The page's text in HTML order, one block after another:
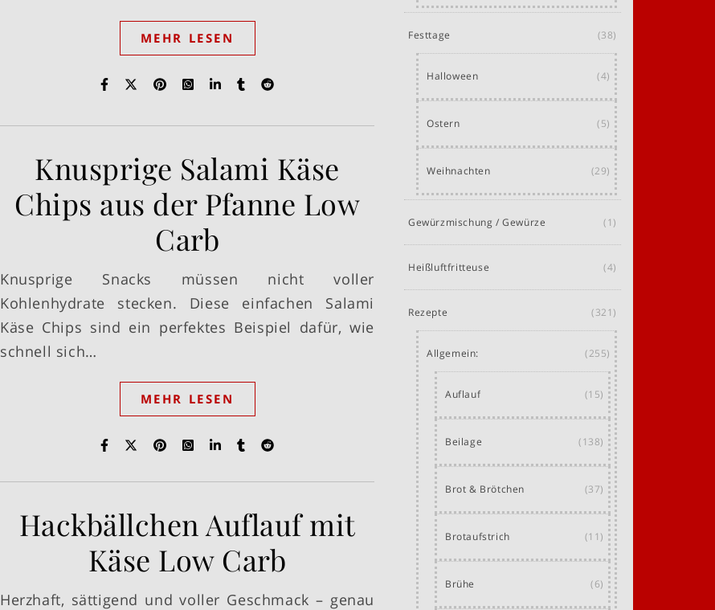
MEHR LESEN
Knusprige Salami Käse
Chips aus der Pfanne Low
Carb
Knusprige Snacks müssen nicht voller
Kohlenhydrate stecken. Diese einfachen Salami
Käse Chips sind ein perfektes Beispiel dafür, wie
schnell sich…
MEHR LESEN
Hackbällchen Auflauf mit
Käse Low Carb
Herzhaft, sättigend und voller Geschmack – genau
Festtage (38)
Halloween (4)
Ostern (5)
Weihnachten (29)
Gewürzmischung / Gewürze (1)
Heißluftfritteuse (4)
Rezepte (321)
Allgemein: (255)
Auflauf (15)
Beilage (138)
Brot & Brötchen (37)
Brotaufstrich (11)
Brühe (6)